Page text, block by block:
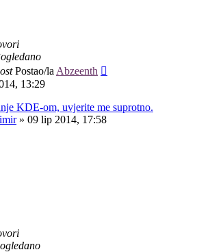
Postao/la Abzeenth
13:29
KDE-om, uvjerite me suprotno.
» 09 lip 2014, 17:58